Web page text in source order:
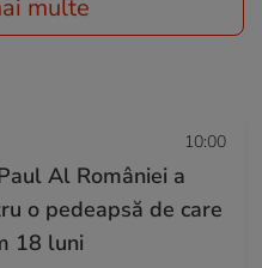
multe
10:00
Al României a
o pedeapsă de care
18 luni